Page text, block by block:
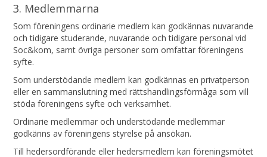
3. Medlemmarna
Som föreningens ordinarie medlem kan godkännas nuvarande
och tidigare studerande, nuvarande och tidigare personal vid
Soc&kom, samt övriga personer som omfattar föreningens
syfte.
Som understödande medlem kan godkännas en privatperson
eller en sammanslutning med rättshandlingsförmåga som vill
stöda föreningens syfte och verksamhet.
Ordinarie medlemmar och understödande medlemmar
godkänns av föreningens styrelse på ansökan.
Till hedersordförande eller hedersmedlem kan föreningsmötet